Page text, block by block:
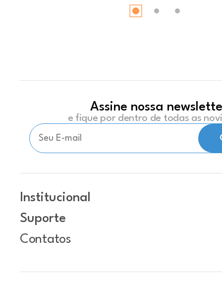
Assine nossa
e fique por dentro de todas as
Institucional
Suporte
Contatos